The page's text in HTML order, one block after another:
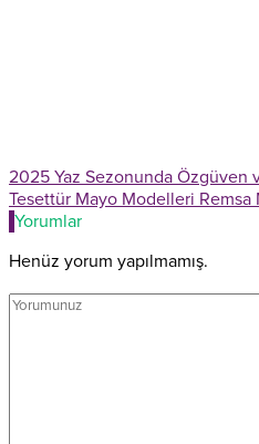
2025 Yaz Sezonunda Özgüven
Tesettür Mayo Modelleri Remsa
Yorumlar
Henüz yorum yapılmamış.